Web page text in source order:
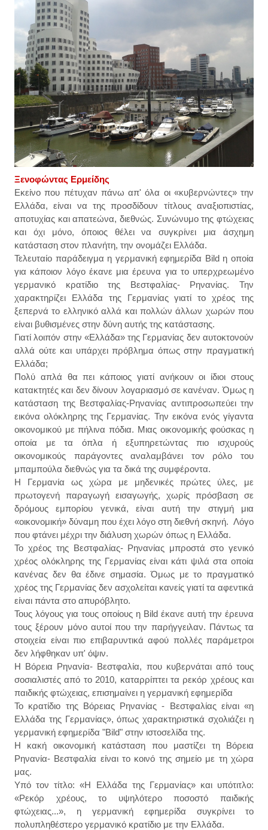
Ξενοφώντας Ερμείδης
Εκείνο που πέτυχαν πάνω απ' όλα οι «κυβερνώντες» την
Ελλάδα, είναι να της προσδίδουν τίτλους αναξιοπιστίας,
αποτυχίας και απατεώνα, διεθνώς. Συνώνυμο της φτώχειας
και όχι μόνο, όποιος θέλει να συγκρίνει μια άσχημη
κατάσταση στον πλανήτη, την ονομάζει Ελλάδα.
Τελευταίο παράδειγμα η γερμανική εφημερίδα Bild η οποία
για κάποιον λόγο έκανε μια έρευνα για το υπερχρεωμένο
γερμανικό κρατίδιο της Βεστφαλίας- Ρηνανίας. Την
χαρακτηρίζει Ελλάδα της Γερμανίας γιατί το χρέος της
ξεπερνά το ελληνικό αλλά και πολλών άλλων χωρών που
είναι βυθισμένες στην δύνη αυτής της κατάστασης.
Γιατί λοιπόν στην «Ελλάδα» της Γερμανίας δεν αυτοκτονούν
αλλά ούτε και υπάρχει πρόβλημα όπως στην πραγματική
Ελλάδα;
Πολύ απλά θα πει κάποιος γιατί ανήκουν οι ίδιοι στους
κατακτητές και δεν δίνουν λογαριασμό σε κανέναν. Όμως η
κατάσταση της Βεστφαλίας-Ρηνανίας αντιπροσωπεύει την
εικόνα ολόκληρης της Γερμανίας. Την εικόνα ενός γίγαντα
οικονομικού με πήλινα πόδια. Μιας οικονομικής φούσκας η
οποία με τα όπλα ή εξυπηρετώντας πιο ισχυρούς
οικονομικούς παράγοντες αναλαμβάνει τον ρόλο του
μπαμπούλα διεθνώς για τα δικά της συμφέροντα.
Η Γερμανία ως χώρα με μηδενικές πρώτες ύλες, με
πρωτογενή παραγωγή εισαγωγής, χωρίς πρόσβαση σε
δρόμους εμπορίου γενικά, είναι αυτή την στιγμή μια
«οικονομική» δύναμη που έχει λόγο στη διεθνή σκηνή. Λόγο
που φτάνει μέχρι την διάλυση χωρών όπως η Ελλάδα.
Το χρέος της Βεστφαλίας- Ρηνανίας μπροστά στο γενικό
χρέος ολόκληρης της Γερμανίας είναι κάτι ψιλά στα οποία
κανένας δεν θα έδινε σημασία. Όμως με το πραγματικό
χρέος της Γερμανίας δεν ασχολείται κανείς γιατί τα αφεντικά
είναι πάντα στο απυρόβλητο.
Τους λόγους για τους οποίους η Bild έκανε αυτή την έρευνα
τους ξέρουν μόνο αυτοί που την παρήγγειλαν. Πάντως τα
στοιχεία είναι πιο επιβαρυντικά αφού πολλές παράμετροι
δεν λήφθηκαν υπ' όψιν.
Η Βόρεια Ρηνανία- Βεστφαλία, που κυβερνάται από τους
σοσιαλιστές από το 2010, καταρρίπτει τα ρεκόρ χρέους και
παιδικής φτώχειας, επισημαίνει η γερμανική εφημερίδα
Το κρατίδιο της Βόρειας Ρηνανίας - Βεστφαλίας είναι «η
Ελλάδα της Γερμανίας», όπως χαρακτηριστικά σχολιάζει η
γερμανική εφημερίδα "Bild" στην ιστοσελίδα της.
Η κακή οικονομική κατάσταση που μαστίζει τη Βόρεια
Ρηνανία- Βεστφαλία είναι το κοινό της σημείο με τη χώρα
μας.
Υπό τον τίτλο: «Η Ελλάδα της Γερμανίας» και υπότιτλο:
«Ρεκόρ χρέους, το υψηλότερο ποσοστό παιδικής
φτώχειας...», η γερμανική εφημερίδα συγκρίνει το
πολυπληθέστερο γερμανικό κρατίδιο με την Ελλάδα.